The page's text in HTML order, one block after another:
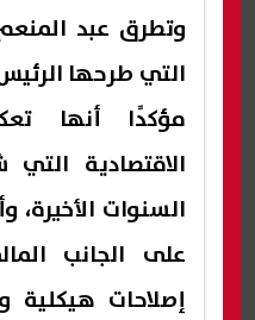
وتطرق عبد
التي طرحها
مؤكدًا أنها
الاقتصادية
السنوات الأخيرة،
على الجانب
إصلاحات هيكلية